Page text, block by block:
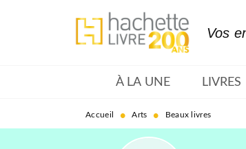
MENU RECHERCHE
Vos
À LA UNE LIVRES
Accueil • Arts • Beaux livres